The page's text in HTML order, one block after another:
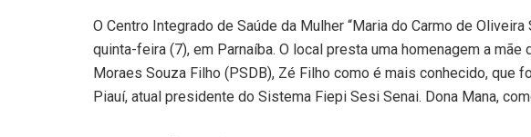
O Centro Integrado de Saúde da Mulher “Maria do Carmo de
quinta-feira (7), em Parnaíba. O local presta uma homenagem a
Moraes Souza Filho (PSDB), Zé Filho como é mais conhecido, que
Piauí, atual presidente do Sistema Fiepi Sesi Senai. Dona Mana,